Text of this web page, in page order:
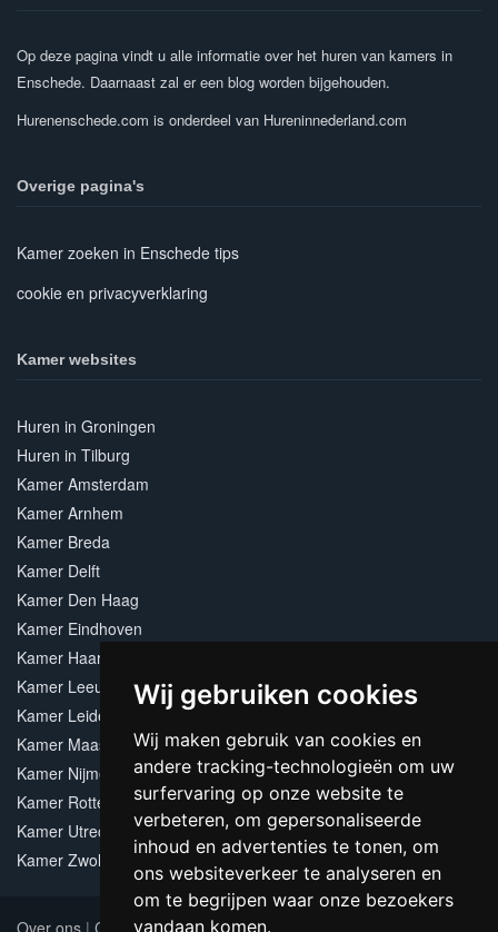
Wij gebruiken cookies
Wij maken gebruik van cookies en
andere tracking-technologieën om uw
surfervaring op onze website te
verbeteren, om gepersonaliseerde
inhoud en advertenties te tonen, om
ons websiteverkeer te analyseren en
om te begrijpen waar onze bezoekers
vandaan komen.
Op deze pagina vindt u alle informatie over het huren van kamers in
Enschede. Daarnaast zal er een blog worden bijgehouden.
Hurenenschede.com is onderdeel van Hureninnederland.com
Overige pagina's
Kamer zoeken in Enschede tips
cookie en privacyverklaring
Kamer websites
Huren in Groningen
Huren in Tilburg
Kamer Amsterdam
Kamer Arnhem
Kamer Breda
Kamer Delft
Kamer Den Haag
Kamer Eindhoven
Kamer Haarlem
Kamer Leeuwarden
Kamer Leiden
Kamer Maastricht
Kamer Nijmegen
Kamer Rotterdam
Kamer Utrecht
Kamer Zwolle
Over ons | Contact|Adverteren|Sitemap